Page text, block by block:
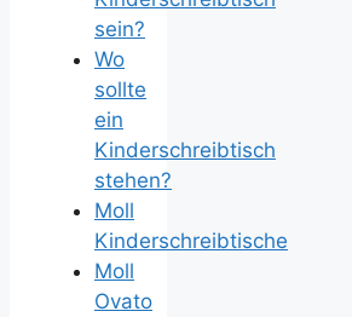
sein?
Wo
sollte
ein
Kinderschreibtisch
stehen?
Moll
Kinderschreibtische
Moll
Ovato